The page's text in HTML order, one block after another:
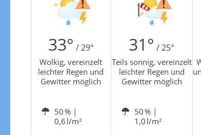
33° / 29° 31° / 25°
Wolkig, vereinzelt
leichter Regen und
Gewitter möglich
Teils sonnig, vereinzelt
leichter Regen und
Gewitter möglich
50 % |
0,6 l/m²
50 % |
1,0 l/m²